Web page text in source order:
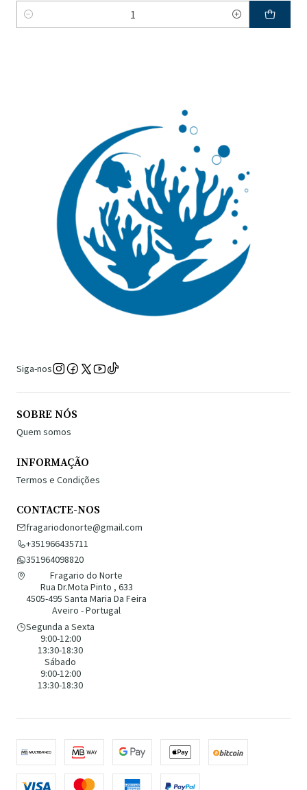
Quantidade
Siga-nos
SOBRE NÓS
Quem somos
INFORMAÇÃO
Termos e Condições
CONTACTE-NOS
fragariodonorte@gmail.com
+351966435711
351964098820
Fragario do Norte
Rua Dr.Mota Pinto , 633
4505-495 Santa Maria Da Feira
Aveiro - Portugal
Segunda a Sexta
9:00-12:00
13:30-18:30
Sábado
9:00-12:00
13:30-18:30